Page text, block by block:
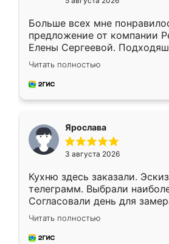
Больше всех мне
предложение от компании
Елены Сергеевой.
короткие сроки
для замера сотрудник
предложил по моему эскизу
Читать полностью
Ярослава
3 августа 2026
Кухню здесь заказали.
телеграмм. Выбрали
Согласовали день для
недели кухня была уже
довольны работой. Спасибо
мебель за качественную
Читать полностью